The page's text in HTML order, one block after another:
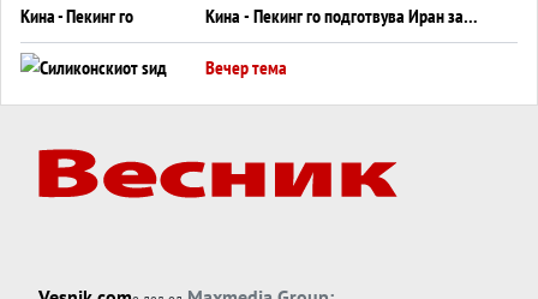
Кина - Пекинг го подготвува Иран за
американска копнена инвазија
Вечер тема
Вечер тема
Трамп тврди дека повторно „разговара“
Вечер тема